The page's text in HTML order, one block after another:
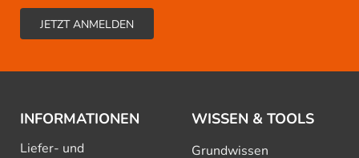
INFORMATIONEN
Liefer- und
WISSEN & TOOLS
Grundwissen